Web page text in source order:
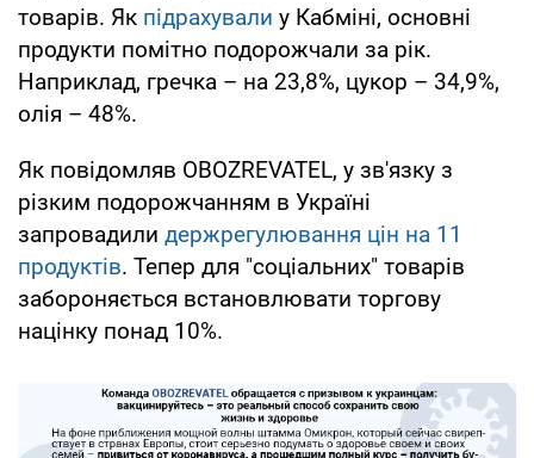
товарів. Як підрахували у Кабміні, основні
продукти помітно подорожчали за рік.
Наприклад, гречка – на 23,8%, цукор – 34,9%,
олія – 48%.
Як повідомляв OBOZREVATEL, у зв'язку з
різким подорожчанням в Україні
запровадили держрегулювання цін на 11
продуктів. Тепер для "соціальних" товарів
забороняється встановлювати торгову
націнку понад 10%.